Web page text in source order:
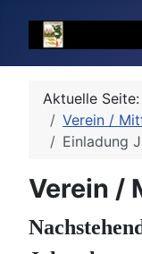
Aktuelle Seite:
Verein /
Einladung
Verein /